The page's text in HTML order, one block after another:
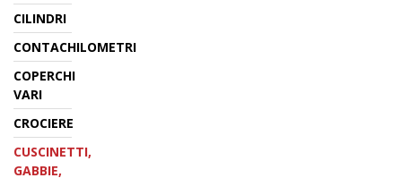
CILINDRI
CONTACHILOMETRI
COPERCHI
VARI
CROCIERE
CUSCINETTI,
GABBIE,